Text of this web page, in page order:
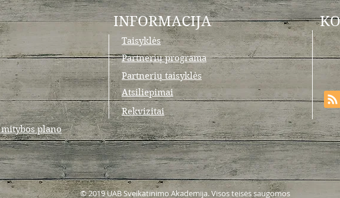
ir bananu
Sumuštinis su grūdėta varške ir
medumi
plano
INFORMACIJA
Taisyklės
Partnerių programa
Partnerių taisyklės
Atsiliepimai
Rekvizitai
© 2019 UAB Sveikatinimo Akademija. Visos teisės saugomos